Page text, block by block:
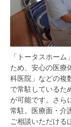
「トータスホー
ため、安心の医療
科医院」などの複
で常駐しているた
が可能です。さら
常駐。医療面・介
ご相談いただける